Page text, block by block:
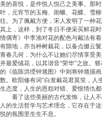
美的喜悦，是件悦人悦己之美事。那
叶，元宵节的玉梅、闹蛾、花蝶、雪
往。为了佩戴方便，宋人发明了一种
其上，这样，到了冬日不便采买鲜花
情偶寄》中李渔对花的配色与戴法有
有隙地，亦当种树栽花，以备点缀云
青春几何，为什么不让她们尽情享受
并最爱绒花，以其谐音“荣华”之故。
的《临陈洪绶钟馗图》中则将钟馗描
数。欧阳修有词“白发戴花君莫笑，人
生态度，人生的恩怨对错、爱恨情仇都
看了这些美丽的古代发饰，让人不
人的生活哲学与艺术理念，它存在于
悦的氛围里生生不息。